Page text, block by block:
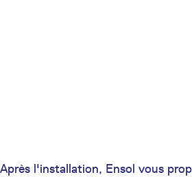
Après l'installation, Ensol vous